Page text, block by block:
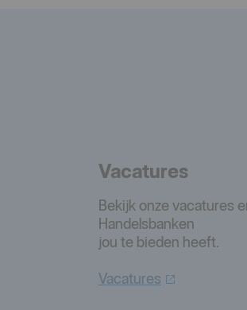
Vacatures
Bekijk onze vacatures
Handelsbanken
jou te bieden heeft.
Vacatures